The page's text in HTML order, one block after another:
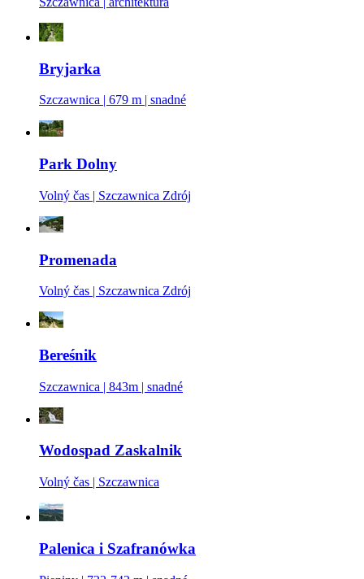
Bryjarka
Szczawnica | 679 m | snadné
Park Dolny
Volný čas | Szczawnica Zdrój
Promenada
Volný čas | Szczawnica Zdrój
Bereśnik
Szczawnica | 843m | snadné
Wodospad Zaskalnik
Volný čas | Szczawnica
Palenica i Szafranówka